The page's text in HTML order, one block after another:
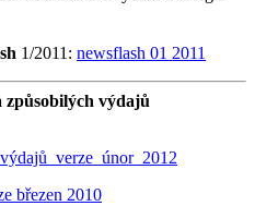
1/2011: newsflash 01 2011
výdajů
březen 2010